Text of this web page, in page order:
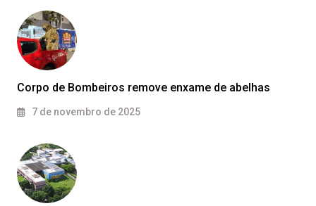
Corpo de Bombeiros remove enxame de abelhas
7 de novembro de 2025